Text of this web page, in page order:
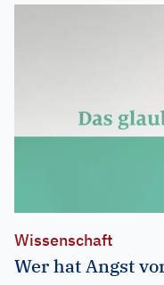
Wissenschaft
Wer hat Angst